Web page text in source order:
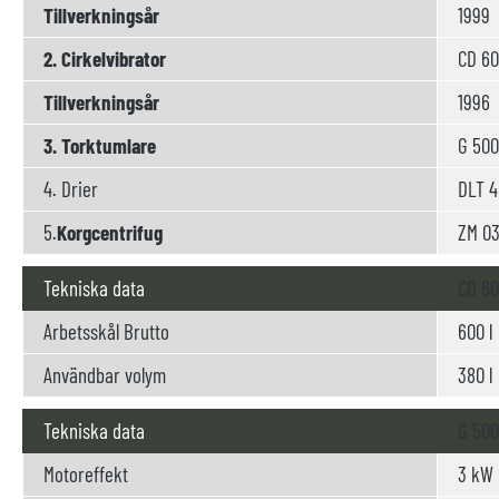
Tillverkningsår
1999
2. Cirkelvibrator
CD
Tillverkningsår
1996
3. Torktumlare
G 500
4. Drier
DLT 4
5.Korgcentrifug ZM 03
Tekniska data
Arbetsskål Brutto
600 l
Användbar volym
380 l
Tekniska data
Motoreffekt
3 kW